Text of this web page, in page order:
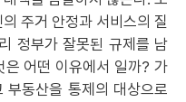
주거 안정과 서비스의 질
정부가 잘못된 규제를 남
은 어떤 이유에서 일까? 가
동산을 통제의 대상으로